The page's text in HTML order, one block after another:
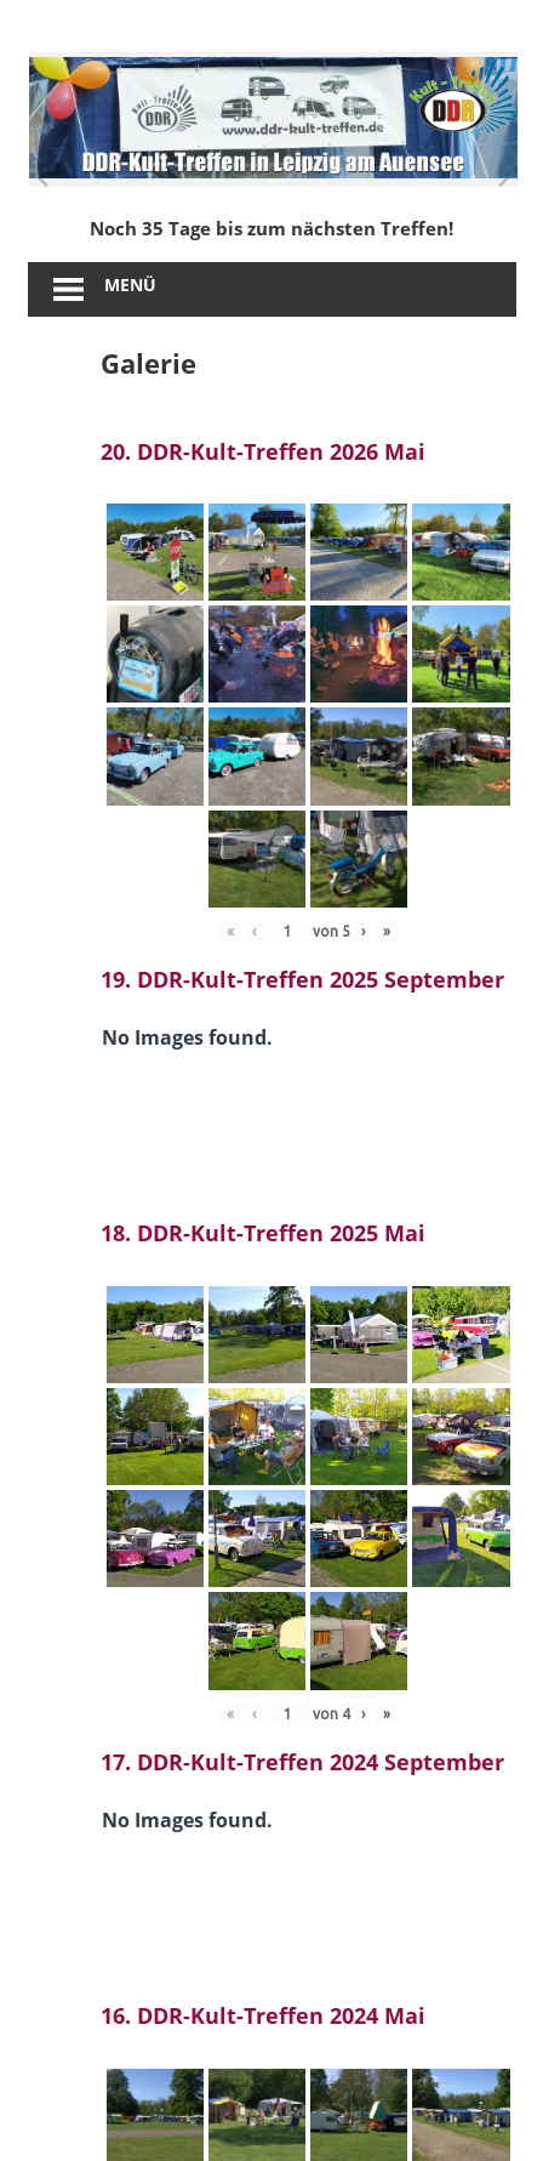
springen
DDR-
Kult-
Treffen
in
Leipzig
am
Noch 35 Tage bis zum nächsten Treffen!
MENÜ
Galerie
20. DDR-Kult-Treffen 2026 Mai
« ‹ von 5 › »
19. DDR-Kult-Treffen 2025 September
No Images found.
18. DDR-Kult-Treffen 2025 Mai
« ‹ von 4 › »
17. DDR-Kult-Treffen 2024 September
No Images found.
16. DDR-Kult-Treffen 2024 Mai